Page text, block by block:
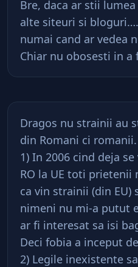
Bre, daca ar stii
alte siteuri si
numai cand ar vedea
Chiar nu obosesti in a
Dragos nu strainii au
din Romani ci romanii.
1) In 2006 cind deja
RO la UE toti prietenii
ca vin strainii (din EU)
nimeni nu mi-a putut
ar fi interesat sa isi
Deci fobia a inceput
2) Legile inexistente